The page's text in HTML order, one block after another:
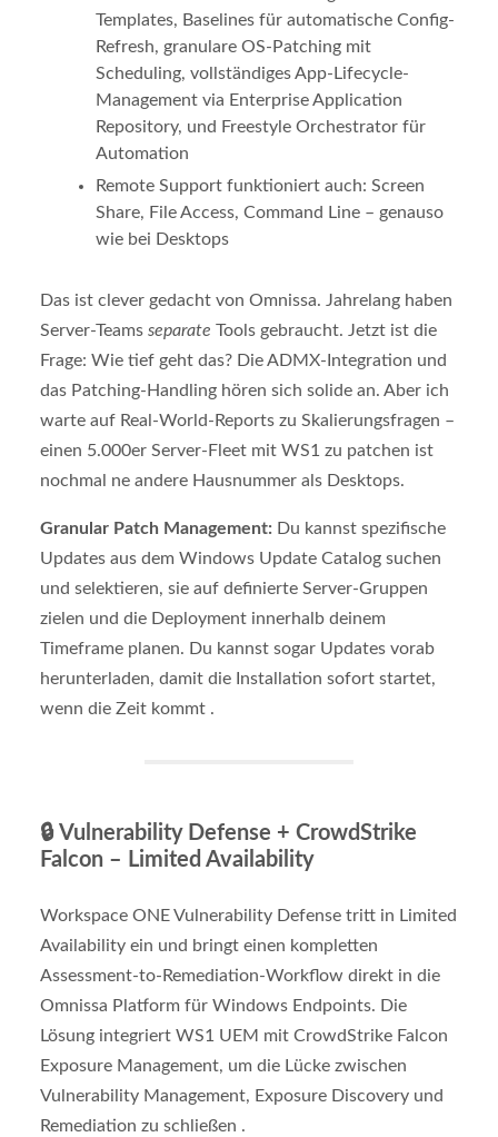
Templates, Baselines für automatische Config-
Refresh, granulare OS-Patching mit
Scheduling, vollständiges App-Lifecycle-
Management via Enterprise Application
Repository, und Freestyle Orchestrator für
Automation
Remote Support funktioniert auch: Screen
Share, File Access, Command Line – genauso
wie bei Desktops
Das ist clever gedacht von Omnissa. Jahrelang haben
Server-Teams separate Tools gebraucht. Jetzt ist die
Frage: Wie tief geht das? Die ADMX-Integration und
das Patching-Handling hören sich solide an. Aber ich
warte auf Real-World-Reports zu Skalierungsfragen –
einen 5.000er Server-Fleet mit WS1 zu patchen ist
nochmal ne andere Hausnummer als Desktops.
Granular Patch Management: Du kannst spezifische
Updates aus dem Windows Update Catalog suchen
und selektieren, sie auf definierte Server-Gruppen
zielen und die Deployment innerhalb deinem
Timeframe planen. Du kannst sogar Updates vorab
herunterladen, damit die Installation sofort startet,
wenn die Zeit kommt .
🔒 Vulnerability Defense + CrowdStrike
Falcon – Limited Availability
Workspace ONE Vulnerability Defense tritt in Limited
Availability ein und bringt einen kompletten
Assessment-to-Remediation-Workflow direkt in die
Omnissa Platform für Windows Endpoints. Die
Lösung integriert WS1 UEM mit CrowdStrike Falcon
Exposure Management, um die Lücke zwischen
Vulnerability Management, Exposure Discovery und
Remediation zu schließen .